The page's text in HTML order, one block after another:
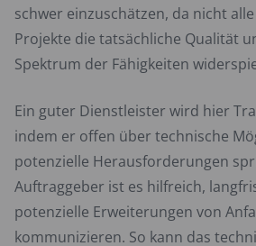
schwer einzuschätzen, da nicht
Projekte die tatsächliche Qualität
Spektrum der Fähigkeiten
Ein guter Dienstleister wird hier
indem er offen über technische
potenzielle Herausforderungen
Auftraggeber ist es hilfreich,
potenzielle Erweiterungen von
kommunizieren. So kann das